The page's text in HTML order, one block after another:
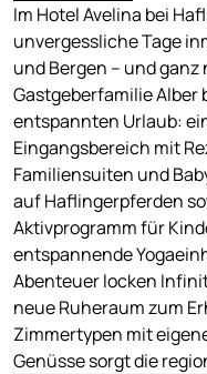
Im Hotel Avelina bei
unvergessliche Tage
und Bergen – und ganz
Gastgeberfamilie Alber
entspannten Urlaub:
Eingangsbereich mit
Familiensuiten und
auf Haflingerpferden
Aktivprogramm für
entspannende
Abenteuer locken
neue Ruheraum zum
Zimmertypen mit
Genüsse sorgt die